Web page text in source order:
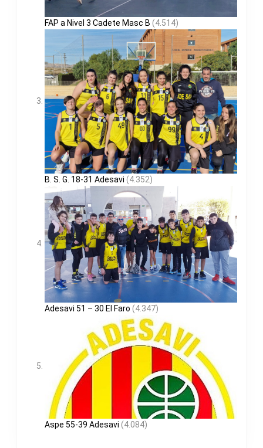
FAP a Nivel 3 Cadete Masc B (4.514)
B. S. G. 18-31 Adesavi (4.352)
Adesavi 51 – 30 El Faro (4.347)
Aspe 55-39 Adesavi (4.084)